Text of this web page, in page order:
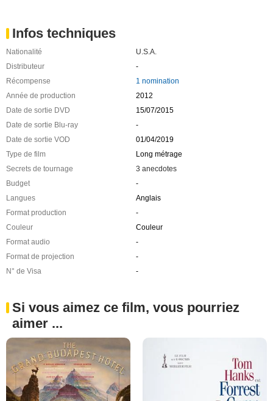
Infos techniques
Nationalité
U.S.A.
Distributeur
-
Récompense
1 nomination
Année de production
2012
Date de sortie DVD
15/07/2015
Date de sortie Blu-ray
-
Date de sortie VOD
01/04/2019
Type de film
Long métrage
Secrets de tournage
3 anecdotes
Budget
-
Langues
Anglais
Format production
-
Couleur
Couleur
Format audio
-
Format de projection
-
N° de Visa
-
Si vous aimez ce film, vous pourriez
aimer ...